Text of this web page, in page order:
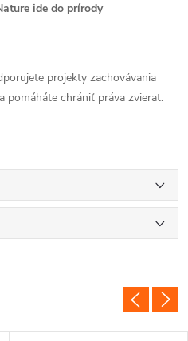
ide do prírody
projekty zachovávania
pomáháte chrániť práva zvierat.